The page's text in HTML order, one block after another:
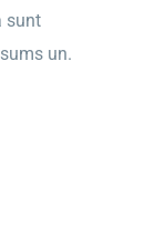
sunt
un.